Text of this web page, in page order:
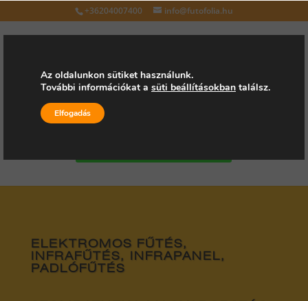
+36204007400 info@futofolia.hu
Válasszon oldalt
ELEKTROMOS FŰTÉS,
INFRAFŰTÉS, INFRAPANEL,
PADLÓFŰTÉS
Az oldalunkon sütiket használunk.
További információkat a süti beállításokban találsz.
Elfogadás